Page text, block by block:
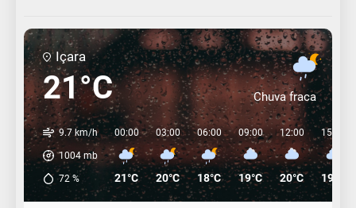
Içara
21°C Chuva fraca
9.7 km/h
1004 mb
72 %
00:00
21°C
03:00
20°C
06:00
18°C
09:00
19°C
12:00
20°C
15:00
19°C